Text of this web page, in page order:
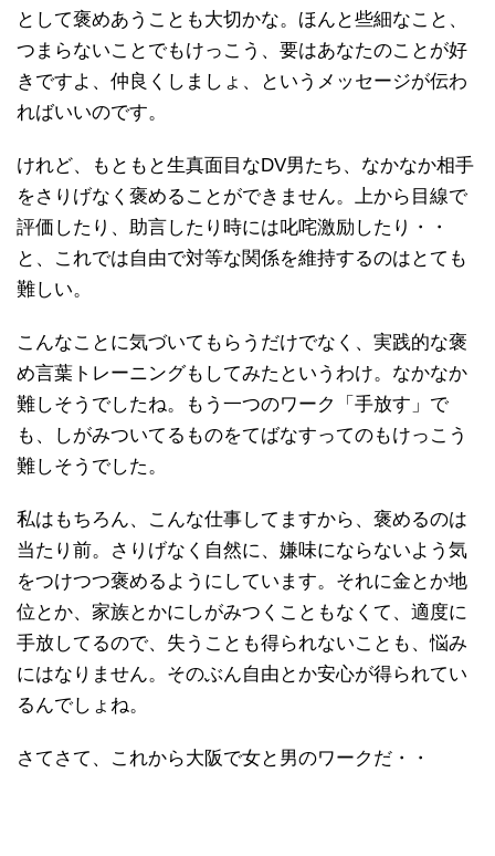
として褒めあうことも大切かな。ほんと些細なこと、
つまらないことでもけっこう、要はあなたのことが好
きですよ、仲良くしましょ、というメッセージが伝わ
ればいいのです。
けれど、もともと生真面目なDV男たち、なかなか相手
をさりげなく褒めることができません。上から目線で
評価したり、助言したり時には叱咤激励したり・・
と、これでは自由で対等な関係を維持するのはとても
難しい。
こんなことに気づいてもらうだけでなく、実践的な褒
め言葉トレーニングもしてみたというわけ。なかなか
難しそうでしたね。もう一つのワーク「手放す」で
も、しがみついてるものをてばなすってのもけっこう
難しそうでした。
私はもちろん、こんな仕事してますから、褒めるのは
当たり前。さりげなく自然に、嫌味にならないよう気
をつけつつ褒めるようにしています。それに金とか地
位とか、家族とかにしがみつくこともなくて、適度に
手放してるので、失うことも得られないことも、悩み
にはなりません。そのぶん自由とか安心が得られてい
るんでしょね。
さてさて、これから大阪で女と男のワークだ・・